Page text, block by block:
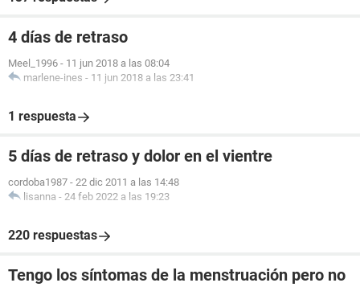
4 días de retraso
Meel_1996 - 11 jun 2018 a las 08:04
marlene-ines - 11 jun 2018 a las 23:41
1 respuesta
5 días de retraso y dolor en el vientre
cordoba1987 - 22 dic 2011 a las 14:48
lisanna - 24 feb 2022 a las 19:23
220 respuestas
Tengo los síntomas de la menstruación pero no